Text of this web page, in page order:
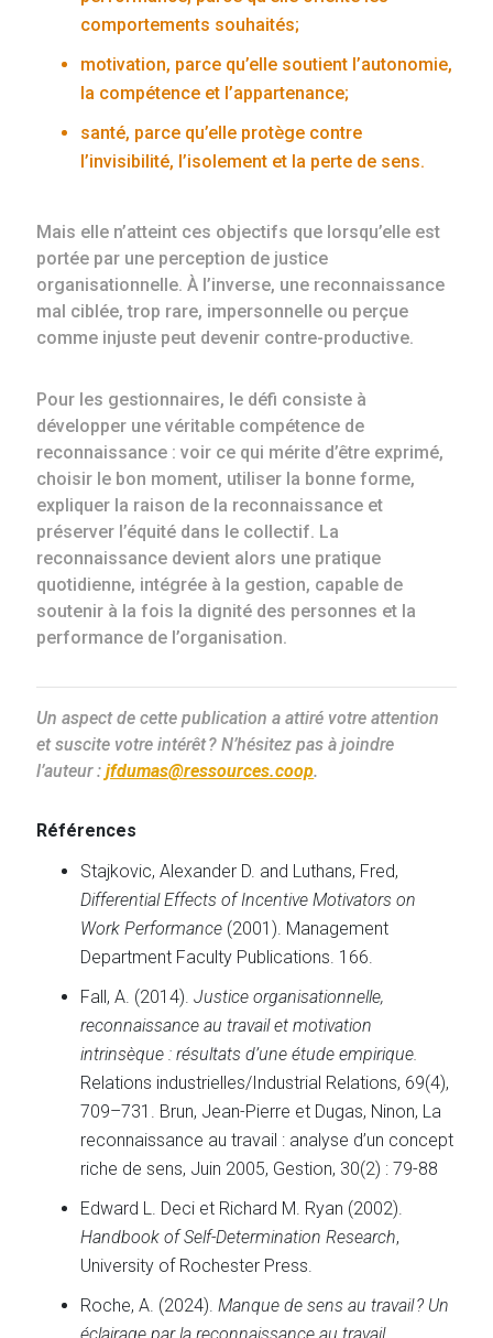
comportements souhaités;
motivation, parce qu’elle soutient l’autonomie,
la compétence et l’appartenance;
santé, parce qu’elle protège contre
l’invisibilité, l’isolement et la perte de sens.
Mais elle n’atteint ces objectifs que lorsqu’elle est
portée par une perception de justice
organisationnelle. À l’inverse, une reconnaissance
mal ciblée, trop rare, impersonnelle ou perçue
comme injuste peut devenir contre-productive.
Pour les gestionnaires, le défi consiste à
développer une véritable compétence de
reconnaissance : voir ce qui mérite d’être exprimé,
choisir le bon moment, utiliser la bonne forme,
expliquer la raison de la reconnaissance et
préserver l’équité dans le collectif. La
reconnaissance devient alors une pratique
quotidienne, intégrée à la gestion, capable de
soutenir à la fois la dignité des personnes et la
performance de l’organisation.
Un aspect de cette publication a attiré votre attention
et suscite votre intérêt ? N’hésitez pas à joindre
l’auteur :jfdumas@ressources.coop.
Références
Stajkovic, Alexander D. and Luthans, Fred,
Differential Effects of Incentive Motivators on
Work Performance (2001). Management
Department Faculty Publications. 166.
Fall, A. (2014).Justice organisationnelle,
reconnaissance au travail et motivation
intrinsèque : résultats d’une étude empirique.
Relations industrielles/Industrial Relations, 69(4),
709–731. Brun, Jean-Pierre et Dugas, Ninon, La
reconnaissance au travail : analyse d’un concept
riche de sens, Juin 2005, Gestion, 30(2) : 79-88
Edward L. Deci et Richard M. Ryan (2002).
Handbook of Self-Determination Research,
University of Rochester Press.
Roche, A. (2024).Manque de sens au travail ? Un